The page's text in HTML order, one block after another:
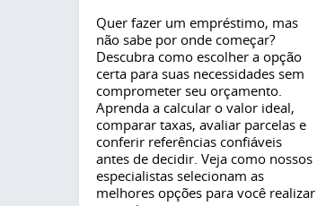
Quer fazer um empréstimo, mas
não sabe por onde começar?
Descubra como escolher a opção
certa para suas necessidades sem
comprometer seu orçamento.
Aprenda a calcular o valor ideal,
comparar taxas, avaliar parcelas e
conferir referências confiáveis
antes de decidir. Veja como nossos
especialistas selecionam as
melhores opções para você realizar